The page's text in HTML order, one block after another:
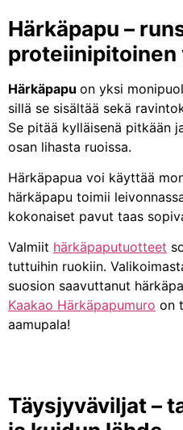
Härkäpapu –
proteiinipitoinen
Härkäpapu on yksi
sillä se sisältää sekä
Se pitää kylläisenä pitkään
osan lihasta ruoissa.
Härkäpapua voi käyttää
härkäpapu toimii
kokonaiset pavut taas
Valmiit härkäpaputuotteet
tuttuihin ruokiin.
suosion saavuttanut
Kaakao Härkäpapumuro on
aamupala!
Täysjyväviljat –